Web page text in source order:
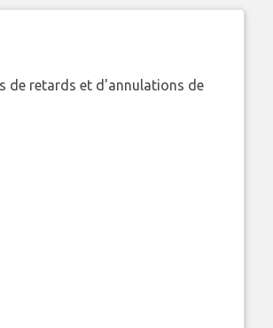
de retards et d'annulations de